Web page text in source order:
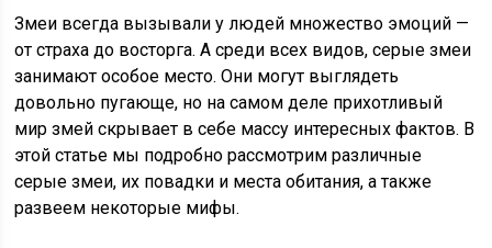
Змеи всегда вызывали у людей множество эмоций —
от страха до восторга. А среди всех видов, серые змеи
занимают особое место. Они могут выглядеть
довольно пугающе, но на самом деле прихотливый
мир змей скрывает в себе массу интересных фактов. В
этой статье мы подробно рассмотрим различные
серые змеи, их повадки и места обитания, а также
развеем некоторые мифы.